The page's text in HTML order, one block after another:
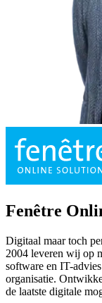
Fenêtre
Digitaal maar toch
2004 leveren wij op
software en IT-
organisatie.
de laatste digitale